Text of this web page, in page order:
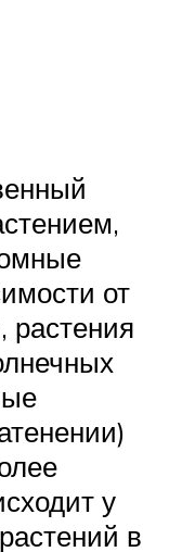
от
растения
у
в